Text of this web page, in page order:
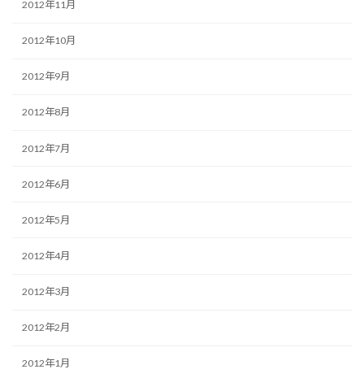
2012年11月
2012年10月
2012年9月
2012年8月
2012年7月
2012年6月
2012年5月
2012年4月
2012年3月
2012年2月
2012年1月